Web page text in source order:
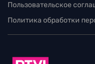
Пользовательское
Политика обработки